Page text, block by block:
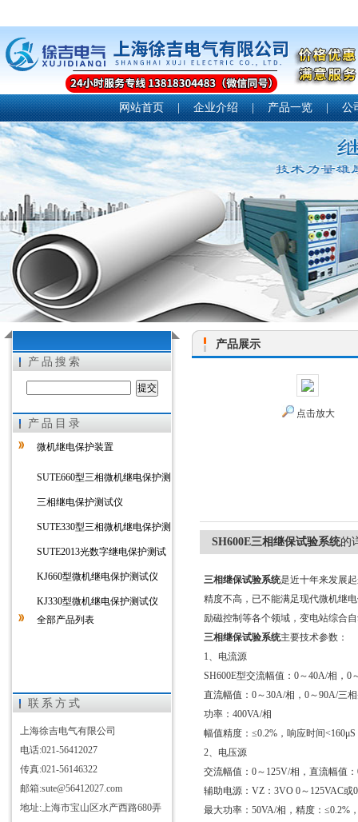
上海徐吉电气有限公司
网站首页 | 企业介绍 | 产品一览 | 公
产品搜索
产品目录
微机继电保护装置
SUTE660型三相微机继电保护测
三相继电保护测试仪
SUTE330型三相微机继电保护测
SUTE2013光数字继电保护测试
KJ660型微机继电保护测试仪
KJ330型微机继电保护测试仪
全部产品列表
联系方式
上海徐吉电气有限公司
电话:021-56412027
传真:021-56146322
邮箱:sute@56412027.com
地址:上海市宝山区水产西路680弄
产品展示
点击放大
SH600E三相继保试验系统的
三相继保试验系统是近十年来发展
精度不高，已不能满足现代微机继
励磁控制等各个领域，变电站综合
三相继保试验系统主要技术参数：
1、电流源
SH600E型交流幅值：0～40A/相，0
直流幅值：0～30A/相，0～90A/三
功率：400VA/相
幅值精度：≤0.2%，响应时间
2、电压源
交流幅值：0～125V/相，直流幅值
辅助电源：VZ：3VO 0～125VAC或
最大功率：50VA/相，精度：≤0.2%